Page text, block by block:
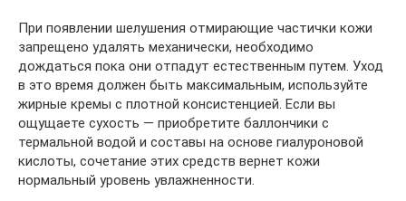
При появлении шелушения отмирающие частички кожи
запрещено удалять механически, необходимо
дождаться пока они отпадут естественным путем. Уход
в это время должен быть максимальным, используйте
жирные кремы с плотной консистенцией. Если вы
ощущаете сухость — приобретите баллончики с
термальной водой и составы на основе гиалуроновой
кислоты, сочетание этих средств вернет кожи
нормальный уровень увлажненности.